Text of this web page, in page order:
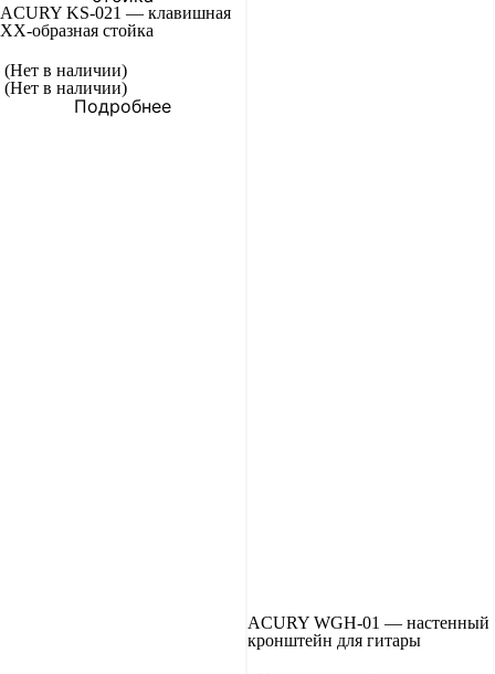
ACURY KS-021 — клавишная
XХ-образная стойка
(Нет в наличии)
(Нет в наличии)
Подробнее
ACURY WGH-01 — настенный
кронштейн для гитары